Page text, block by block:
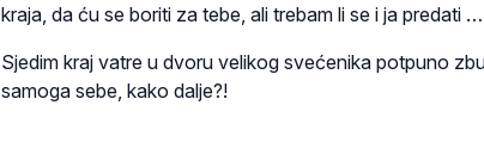
kraja, da ću se boriti za tebe, ali trebam li se i ja predati …
Sjedim kraj vatre u dvoru velikog svećenika potpuno
samoga sebe, kako dalje?!